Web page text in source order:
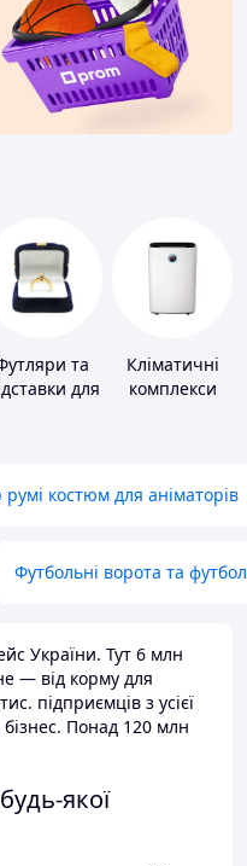
та
для
Кліматичні
комплекси
румі костюм для аніматорів
Футбольні ворота та
України. Тут 6 млн
— від корму для
підприємців з усієї
Понад 120 млн
якої